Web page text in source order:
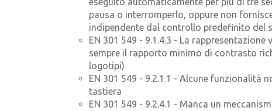
pausa o interromperlo, oppure non
indipendente dal controllo predefinito del
EN 301 549 - 9.1.4.3 - La
sempre il rapporto minimo di contrasto
logotipi)
EN 301 549 - 9.2.1.1 - Alcune funzionalità
tastiera
EN 301 549 - 9.2.4.1 - Manca un